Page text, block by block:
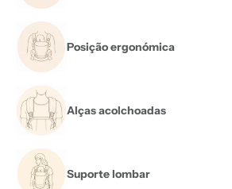
Posição ergonómica
Alças acolchoadas
Suporte lombar